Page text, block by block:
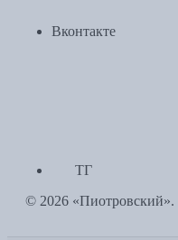
Вконтакте
ТГ
© 2026 «Пиотровский».